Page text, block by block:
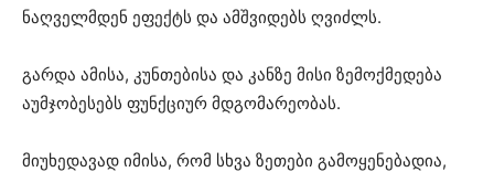
ნაღველმდენ ეფექტს და ამშვიდებს ღვიძლს.
გარდა ამისა, კუნთებისა და კანზე მისი ზემოქმედება
აუმჯობესებს ფუნქციურ მდგომარეობას.
მიუხედავად იმისა, რომ სხვა ზეთები გამოყენებადია,